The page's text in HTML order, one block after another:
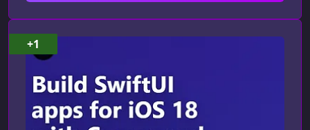
разработки.О чём этот курсКурс посвящён
полному циклу создания SwiftUI‑приложения
— от проекта в Figma до рабочего прототипа.
Особое внимание уделено тому, как
интегрировать
+1